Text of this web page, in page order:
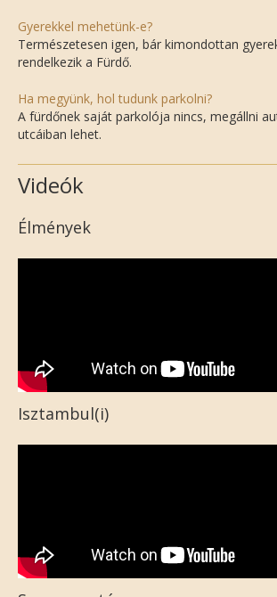
Gyerekkel mehetünk-e?
Természetesen igen, bár kimondottan
rendelkezik a Fürdő.
Ha megyünk, hol tudunk parkolni?
A fürdőnek saját parkolója nincs, megállni
utcáiban lehet.
Videók
Élmények
Isztambul(i)